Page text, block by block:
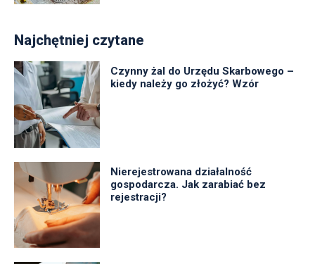
Najchętniej czytane
Czynny żal do Urzędu Skarbowego –
kiedy należy go złożyć? Wzór
Nierejestrowana działalność
gospodarcza. Jak zarabiać bez
rejestracji?